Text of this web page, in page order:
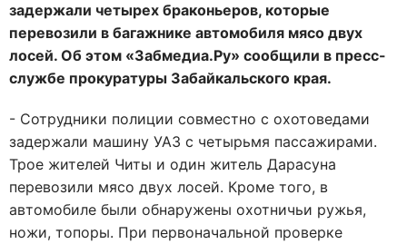
задержали четырех браконьеров, которые
перевозили в багажнике автомобиля мясо двух
лосей. Об этом «Забмедиа.Ру» сообщили в пресс-
службе прокуратуры Забайкальского края.
- Сотрудники полиции совместно с охотоведами
задержали машину УАЗ с четырьмя пассажирами.
Трое жителей Читы и один житель Дарасуна
перевозили мясо двух лосей. Кроме того, в
автомобиле были обнаружены охотничьи ружья,
ножи, топоры. При первоначальной проверке